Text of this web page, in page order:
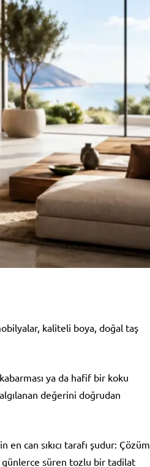
kaliteli boya, doğal taş
ya da hafif bir koku
değerini doğrudan
can sıkıcı tarafı şudur: Çözüm
günlerce süren tozlu bir tadilat